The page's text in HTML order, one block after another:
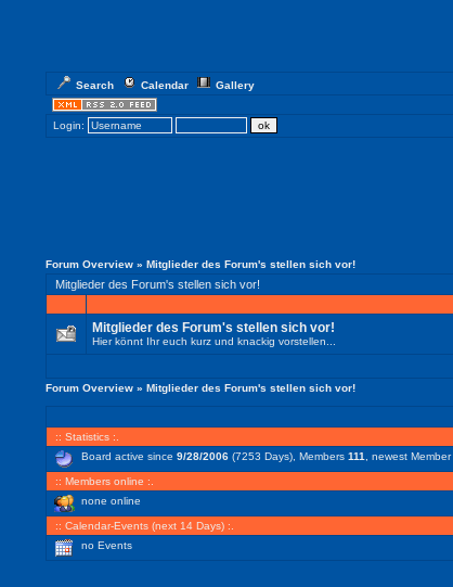
Search Calendar Gallery
Login:
Forum Overview » Mitglieder des Forum's stellen sich vor!
Mitglieder des Forum's stellen sich vor!
Mitglieder des Forum's stellen sich vor!
Hier könnt Ihr euch kurz und knackig vorstellen...
Forum Overview » Mitglieder des Forum's stellen sich vor!
:: Statistics :.
Board active since 9/28/2006(7253 Days), Members 111 , newest Member
:: Members online :.
none online
:: Calendar-Events (next 14 Days) :.
no Events